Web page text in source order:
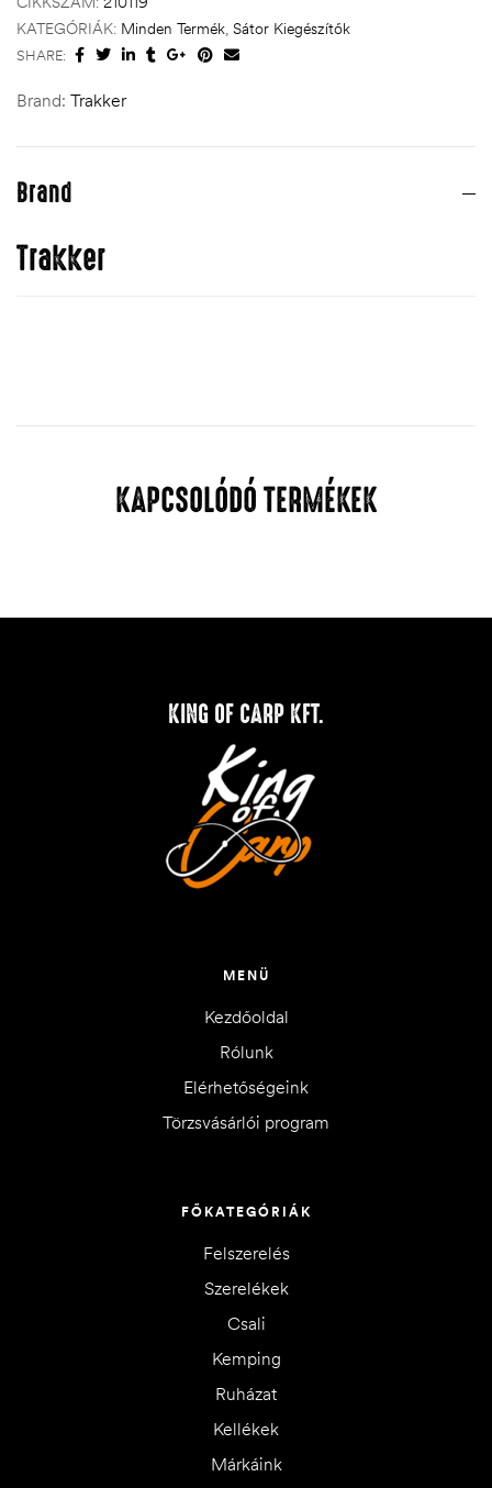
KATEGÓRIÁK: Minden Termék, Sátor Kiegészítők
SHARE:
Brand: Trakker
Brand
Trakker
KAPCSOLÓDÓ TERMÉKEK
KING OF CARP KFT.
MENÜ
Kezdőoldal
Rólunk
Elérhetőségeink
Törzsvásárlói program
FŐKATEGÓRIÁK
Felszerelés
Szerelékek
Csali
Kemping
Ruházat
Kellékek
Márkáink